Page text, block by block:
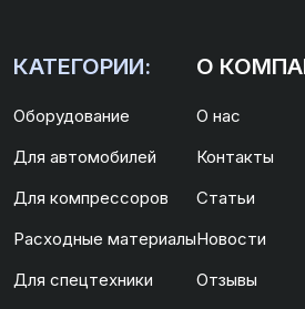
КАТЕГОРИИ:
Оборудование
Для автомобилей
Для компрессоров
Расходные материалы
Для спецтехники
О
О нас
Контакты
Статьи
Новости
Отзывы